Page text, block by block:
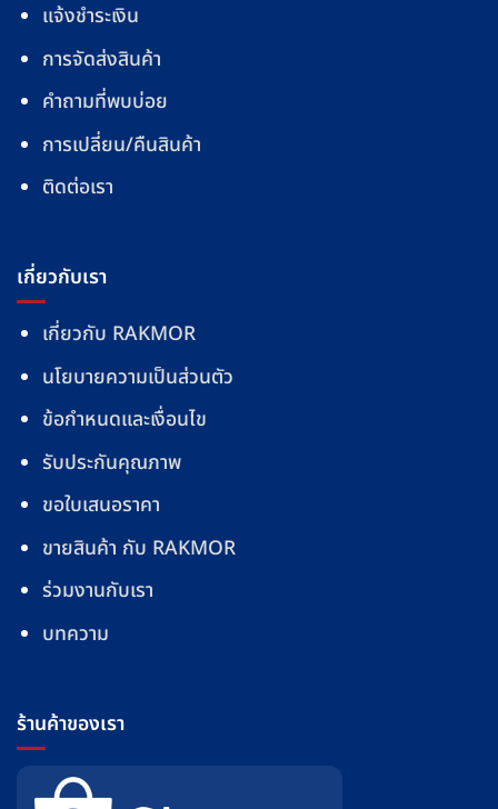
แจ้งชำระเงิน
การจัดส่งสินค้า
คำถามที่พบบ่อย
การเปลี่ยน/คืนสินค้า
ติดต่อเรา
เกี่ยวกับเรา
เกี่ยวกับ RAKMOR
นโยบายความเป็นส่วนตัว
ข้อกำหนดและเงื่อนไข
รับประกันคุณภาพ
ขอใบเสนอราคา
ขายสินค้า กับ RAKMOR
ร่วมงานกับเรา
บทความ
ร้านค้าของเรา